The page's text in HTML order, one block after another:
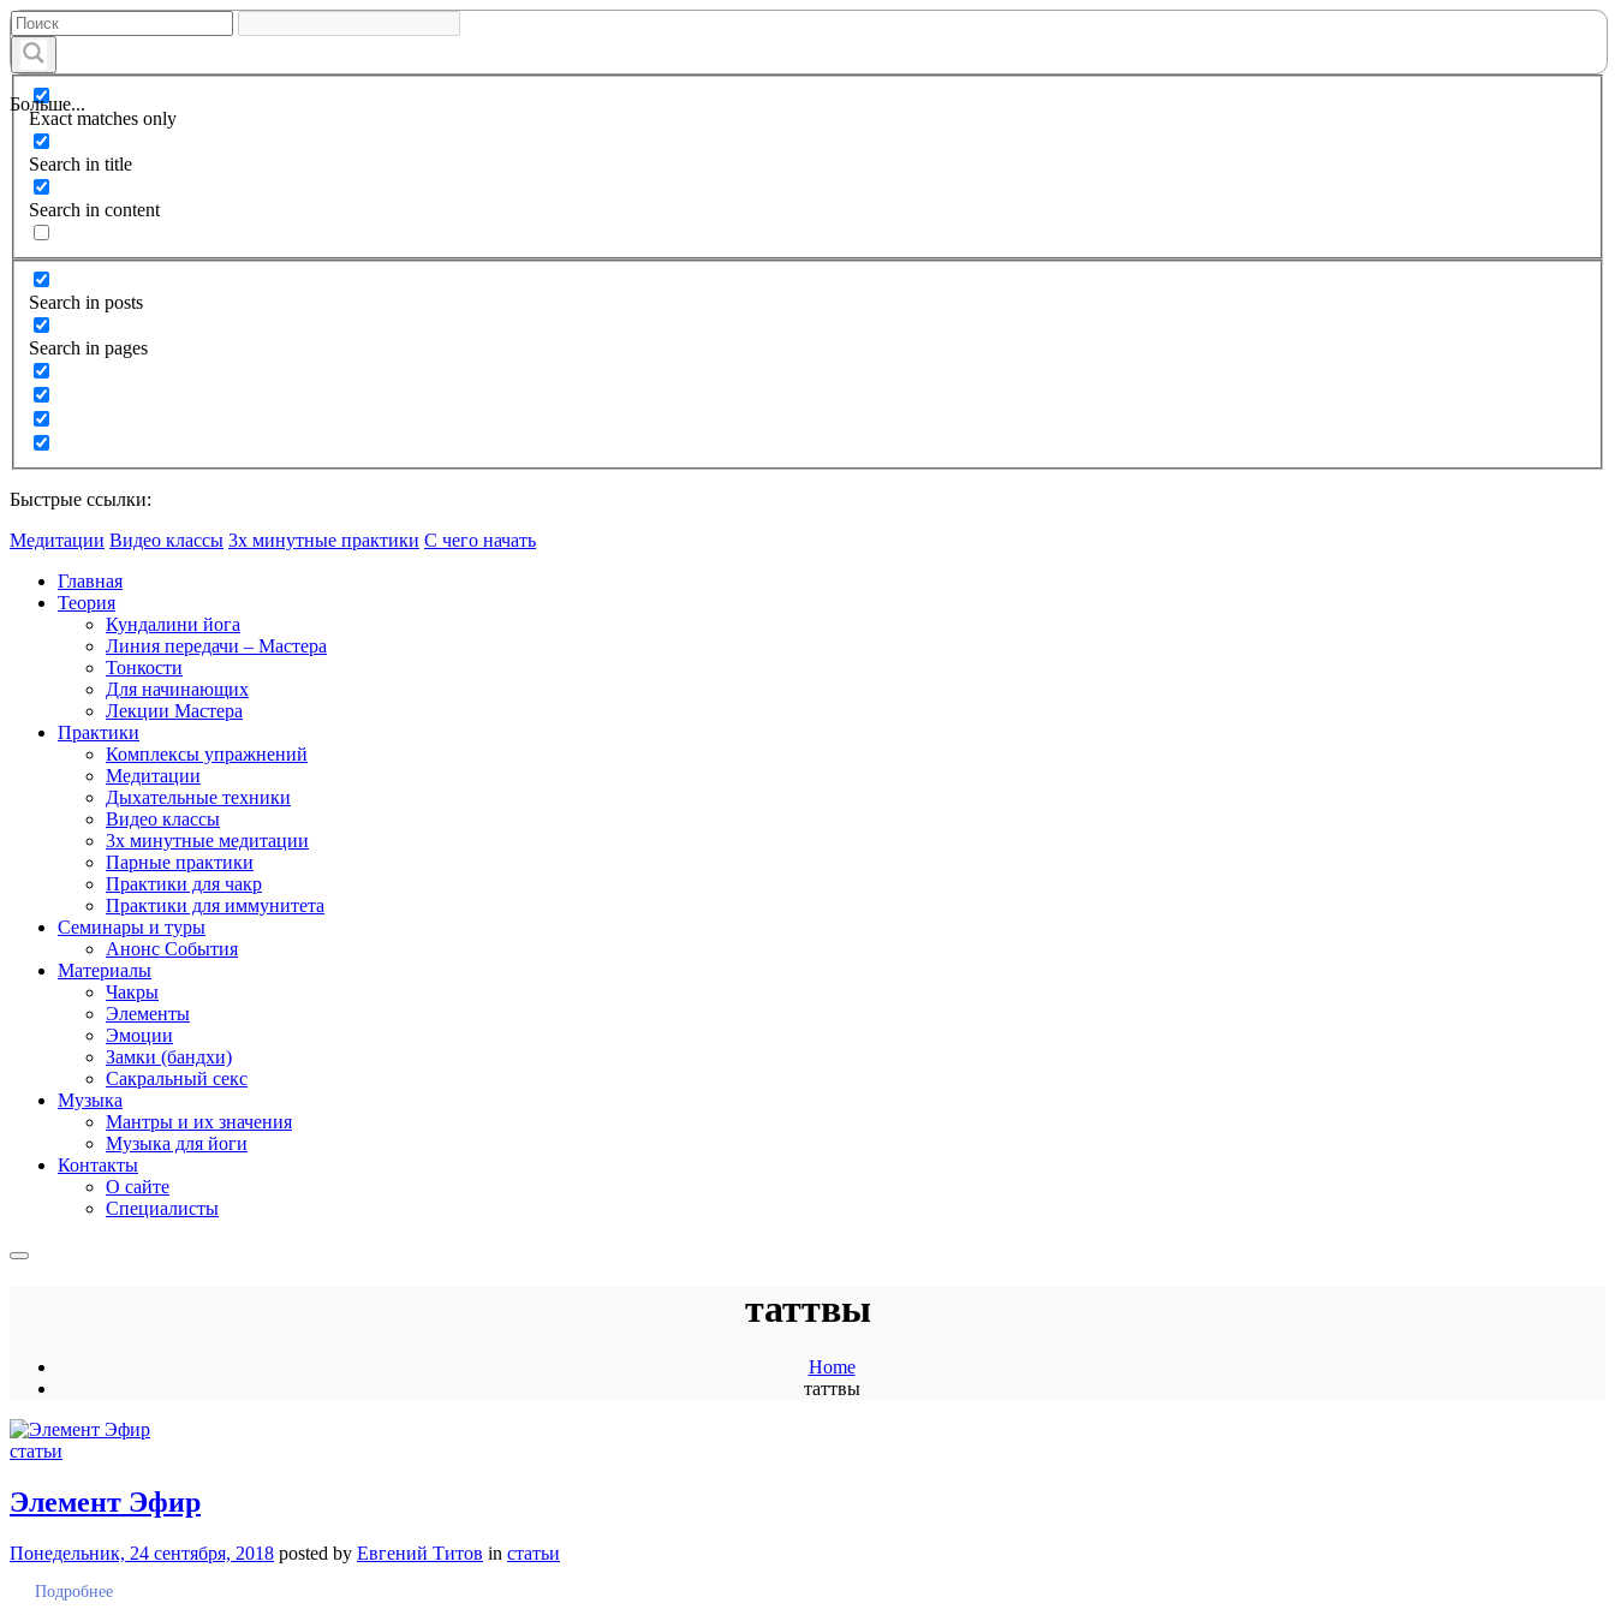
Больше...
Exact matches only
Search in title
Search in content
Search in posts
Search in pages
Быстрые ссылки:
Медитации Видео классы 3х минутные практики С чего начать
Главная
Теория
Кундалини йога
Линия передачи – Мастера
Тонкости
Для начинающих
Лекции Мастера
Практики
Комплексы упражнений
Медитации
Дыхательные техники
Видео классы
3х минутные медитации
Парные практики
Практики для чакр
Практики для иммунитета
Семинары и туры
Анонс События
Материалы
Чакры
Элементы
Эмоции
Замки (бандхи)
Сакральный секс
Музыка
Мантры и их значения
Музыка для йоги
Контакты
О сайте
Специалисты
таттвы
Home
таттвы
статьи
Элемент Эфир
Понедельник, 24 сентября, 2018 posted by Евгений Титов in статьи
Подробнее